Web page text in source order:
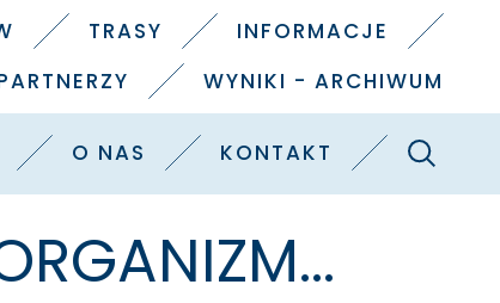
TRASY
INFORMACJE
WYNIKI - ARCHIWUM
O NAS KONTAKT Szukaj